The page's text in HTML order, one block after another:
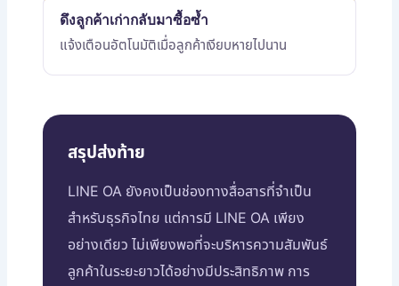
ดึงลูกค้าเก่ากลับมาซื้อซ้ำ
แจ้งเตือนอัตโนมัติเมื่อลูกค้าเงียบหายไปนาน
สรุปส่งท้าย
LINE OA ยังคงเป็นช่องทางสื่อสารที่จำเป็น
สำหรับธุรกิจไทย แต่การมี LINE OA เพียง
อย่างเดียว ไม่เพียงพอที่จะบริหารความสัมพันธ์
ลูกค้าในระยะยาวได้อย่างมีประสิทธิภาพ การ